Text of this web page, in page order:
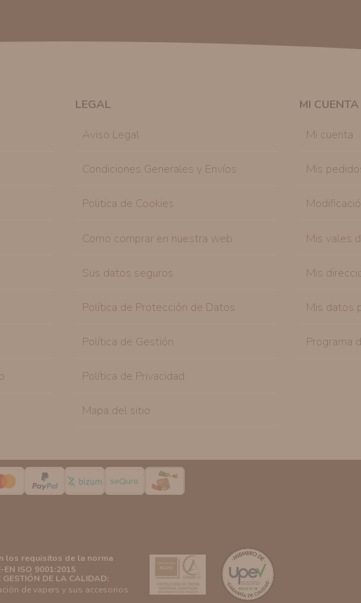
similares a los artículos que ha adquirido. Puede solicitar la cancelación de
Con carácter general, sólo el personal de nuestra entidad que
Tiene derecho a saber qué información tenemos sobre usted,
LEGAL
Aviso Legal
Condiciones Generales y Envíos
Politica de Cookies
Como comprar en nuestra web
Sus datos seguros
Política de Protección de Datos
Política de Gestión
Política de Privacidad
Mapa del sitio
MI CUENTA
Mi cuenta
Mis
Mis vales
Mis
Mis datos
Programa
los requisitos de la norma
EN ISO 9001:2015
GESTIÓN DE LA CALIDAD:
de vapers y sus accesorios